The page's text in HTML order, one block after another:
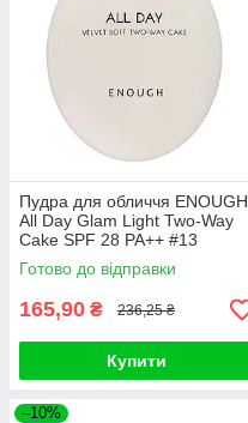
Пудра для обличчя ENOUGH
All Day Glam Light Two-Way
Cake SPF 28 PA++ #13
Готово до відправки
165,90 ₴ 236,25 ₴
Купити
–10%